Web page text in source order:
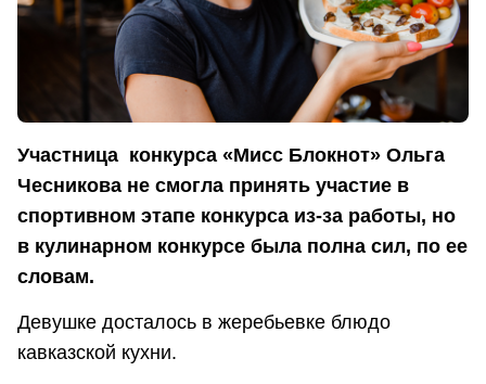
Участница конкурса «Мисс Блокнот» Ольга
Чесникова не смогла принять участие в
спортивном этапе конкурса из-за работы, но
в кулинарном конкурсе была полна сил, по ее
словам.
Девушке досталось в жеребьевке блюдо
кавказской кухни.